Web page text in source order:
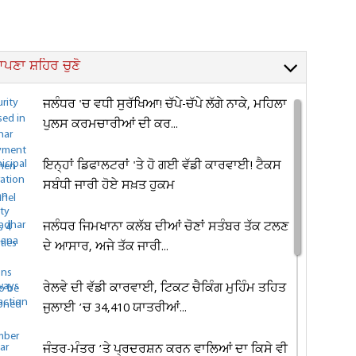
ਸ਼ਹਿਰ ਚੁਣੋ
ਜਲੰਧਰ 'ਚ ਵਧੀ ਸੁਰੱਖਿਆ! ਚੱਪੇ-ਚੱਪੇ ਲੱਗੇ ਨਾਕੇ, ਮਹਿਲਾ
ਪੁਲਸ ਕਰਮਚਾਰੀਆਂ ਦੀ ਕਰ...
ਇਨ੍ਹਾਂ ਡਿਫਾਲਟਰਾਂ 'ਤੇ ਹੋ ਗਈ ਵੱਡੀ ਕਾਰਵਾਈ! ਟੈਕਸ
ਸਬੰਧੀ ਜਾਰੀ ਹੋਏ ਸਖ਼ਤ ਹੁਕਮ
ਜਲੰਧਰ ਜਿਮਖਾਨਾ ਕਲੱਬ ਦੀਆਂ ਚੋਣਾਂ ਸਤੰਬਰ ਤੱਕ ਟਲਣ
ਦੇ ਆਸਾਰ, ਅਜੇ ਤੱਕ ਜਾਰੀ...
ਰੇਲਵੇ ਦੀ ਵੱਡੀ ਕਾਰਵਾਈ, ਟਿਕਟ ਚੈਕਿੰਗ ਮੁਹਿੰਮ ਤਹਿਤ
ਜੁਲਾਈ ’ਚ 34,410 ਯਾਤਰੀਆਂ...
ਜੰਤਰ-ਮੰਤਰ ’ਤੇ ਪ੍ਰਦਰਸ਼ਨ ਕਰਨ ਵਾਲਿਆਂ ਦਾ ਕਿਸੇ ਵੀ